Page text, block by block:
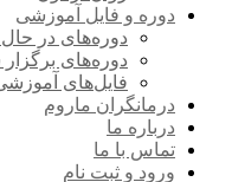
دوره و فایل آموزشی
دوره‌های در حال
دوره‌های
فایل‌های
درمانگران ماروم
درباره ما
تماس با ما
ورود و ثبت نام